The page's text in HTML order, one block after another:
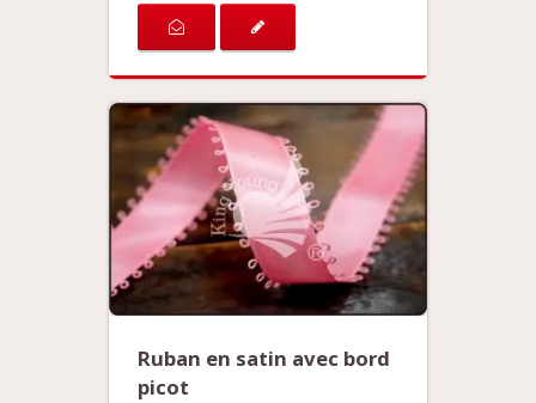
Ruban en satin avec bord
picot